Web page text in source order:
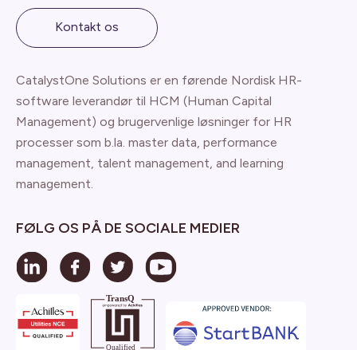
Kontakt os
CatalystOne Solutions er en førende Nordisk HR-
software leverandør til HCM (Human Capital
Management) og brugervenlige løsninger for HR
processer som b.la. master data, performance
management, talent management, and learning
management.
FØLG OS PÅ DE SOCIALE MEDIER